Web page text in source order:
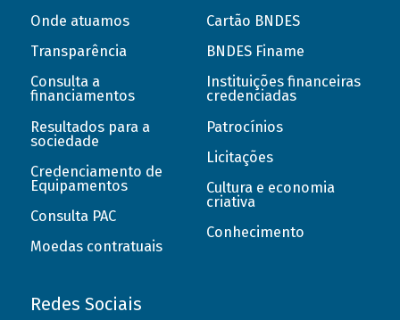
Onde atuamos
Transparência
Consulta a
financiamentos
Resultados para a
sociedade
Credenciamento de
Equipamentos
Consulta PAC
Moedas contratuais
Cartão BNDES
BNDES Finame
Instituições financeiras
credenciadas
Patrocínios
Licitações
Cultura e economia
criativa
Conhecimento
Redes Sociais